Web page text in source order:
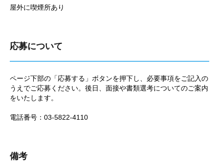
屋外に喫煙所あり
応募について
ページ下部の「応募する」ボタンを押下し、必要事項をご記入の
うえでご応募ください。後日、面接や書類選考についてのご案内
をいたします。
電話番号：03-5822-4110
備考